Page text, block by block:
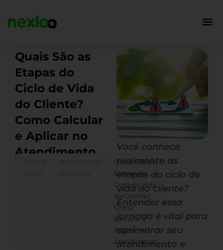
para
Quais São as
Etapas do
Ciclo de Vida
do Cliente?
Como Calcular
e Aplicar no
Atendimento
Quais São as
Etapas do
Ciclo de Vida
do Cliente?
Como
Calcular e
Aplicar no
Atendimento
Você conhece
realmente as
etapas do ciclo de
vida do cliente?
Entender essa
jornada é vital para
aprimorar seu
atendimento e